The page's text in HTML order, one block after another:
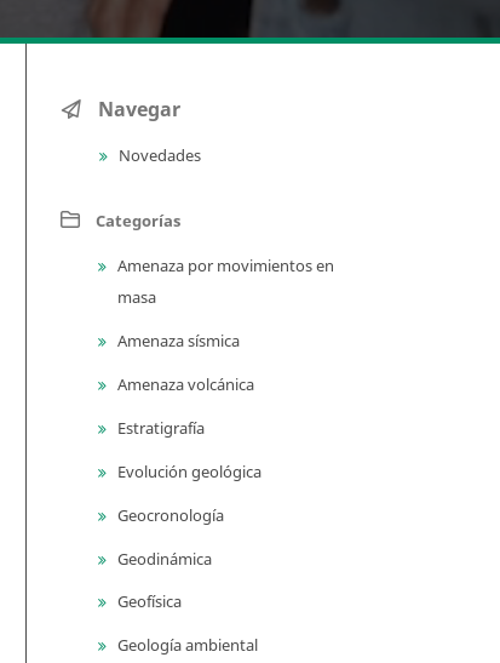
Navegar
Novedades
Categorías
Amenaza por movimientos en
masa
Amenaza sísmica
Amenaza volcánica
Estratigrafía
Evolución geológica
Geocronología
Geodinámica
Geofísica
Geología ambiental